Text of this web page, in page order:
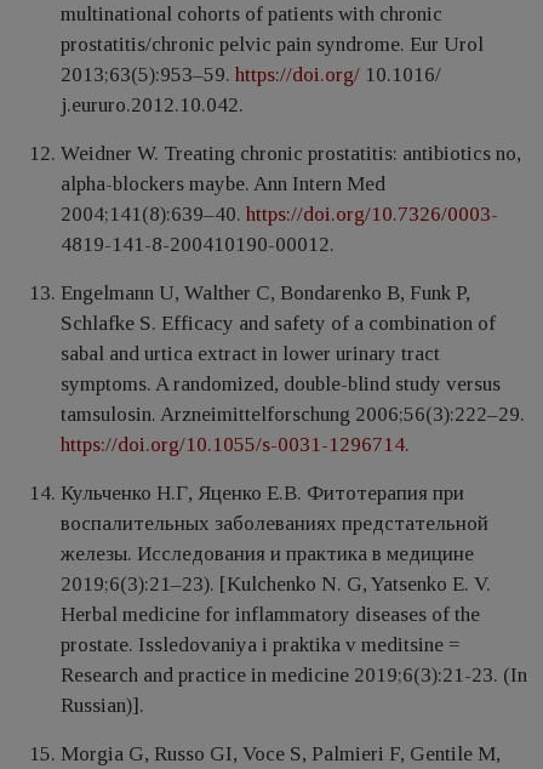
multinational cohorts of patients with chronic
prostatitis/chronic pelvic pain syndrome. Eur Urol
2013;63(5):953–59. https://doi.org/ 10.1016/
j.eururo.2012.10.042.
Weidner W. Treating chronic prostatitis: antibiotics no,
alpha-blockers maybe. Ann Intern Med
2004;141(8):639–40. https://doi.org/10.7326/0003-
4819-141-8-200410190-00012.
Engelmann U, Walther C, Bondarenko B, Funk P,
Schlafke S. Efficacy and safety of a combination of
sabal and urtica extract in lower urinary tract
symptoms. A randomized, double-blind study versus
tamsulosin. Arzneimittelforschung 2006;56(3):222–29.
https://doi.org/10.1055/s-0031-1296714.
Кульченко Н.Г, Яценко Е.В. Фитотерапия при
воспалительных заболеваниях предстательной
железы. Исследования и практика в медицине
2019;6(3):21–23). [Kulchenko N. G, Yatsenko E. V.
Herbal medicine for inflammatory diseases of the
prostate. Issledovaniya i praktika v meditsine =
Research and practice in medicine 2019;6(3):21-23. (In
Russian)].
Morgia G, Russo GI, Voce S, Palmieri F, Gentile M,